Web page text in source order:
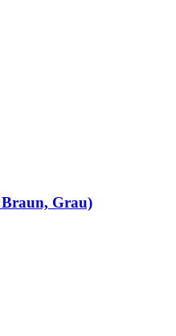
Grau)